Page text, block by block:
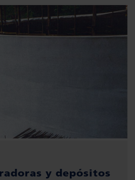
y depósitos